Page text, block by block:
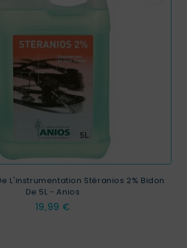
L'instrumentation Stéranios 2% Bidon
De 5L - Anios
Prix
19,99 €